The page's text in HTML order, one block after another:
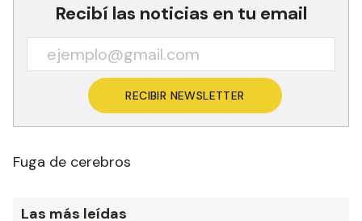
Recibí las noticias en tu email
RECIBIR NEWSLETTER
Fuga de cerebros
Las más leídas